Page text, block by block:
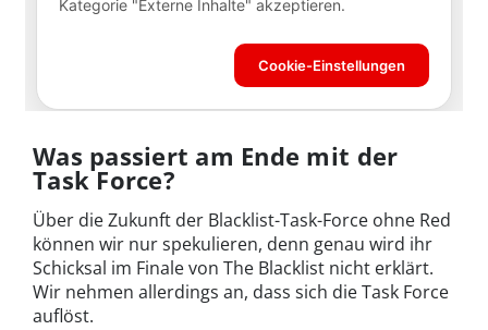
Was passiert am Ende mit der
Task Force?
Über die Zukunft der Blacklist-Task-Force ohne Red
können wir nur spekulieren, denn genau wird ihr
Schicksal im Finale von The Blacklist nicht erklärt.
Wir nehmen allerdings an, dass sich die Task Force
auflöst.